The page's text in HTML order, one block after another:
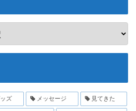
ズ メッセージ 見てきた